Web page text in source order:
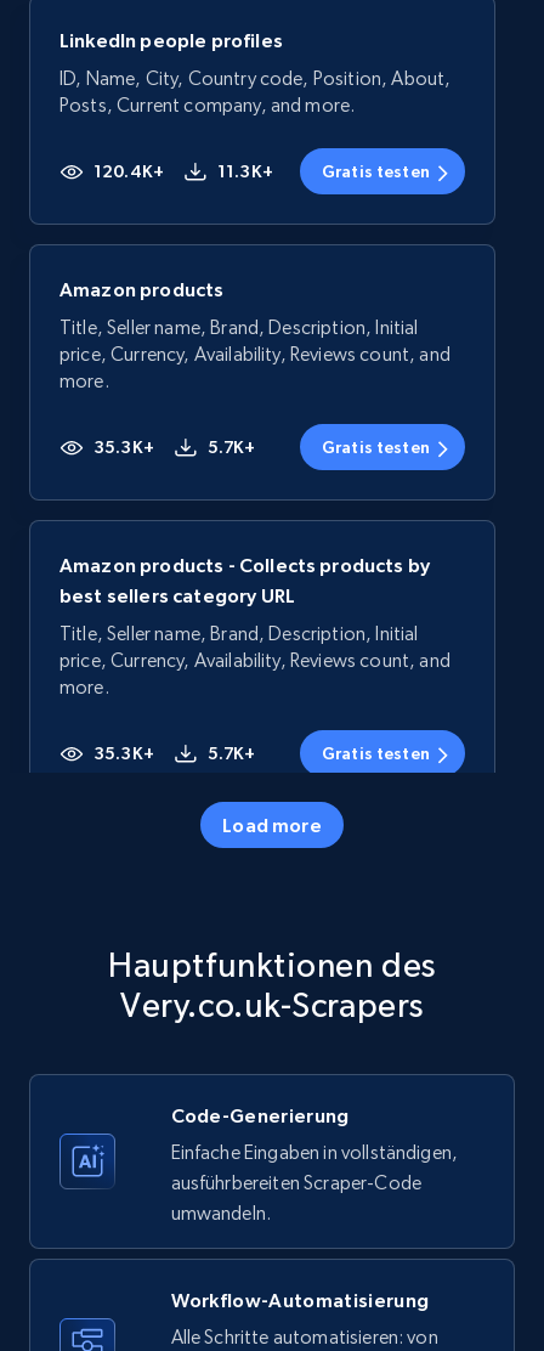
LinkedIn people profiles
ID, Name, City, Country code, Position, About,
Posts, Current company, and more.
120.4K+ 11.3K+ Gratis testen
Amazon products
Title, Seller name, Brand, Description, Initial
price, Currency, Availability, Reviews count, and
more.
35.3K+ 5.7K+ Gratis testen
Amazon products - Collects products by
best sellers category URL
Title, Seller name, Brand, Description, Initial
price, Currency, Availability, Reviews count, and
more.
35.3K+ 5.7K+ Gratis testen
price, Currency, Availability, Reviews count, and
Amazon products - Collects products by
specific keywords
Title, Seller name, Brand, Description, Initial
Load more
Hauptfunktionen des
Very.co.uk-Scrapers
Code-Generierung
Einfache Eingaben in vollständigen,
ausführbereiten Scraper-Code
umwandeln.
Workflow-Automatisierung
Alle Schritte automatisieren: von